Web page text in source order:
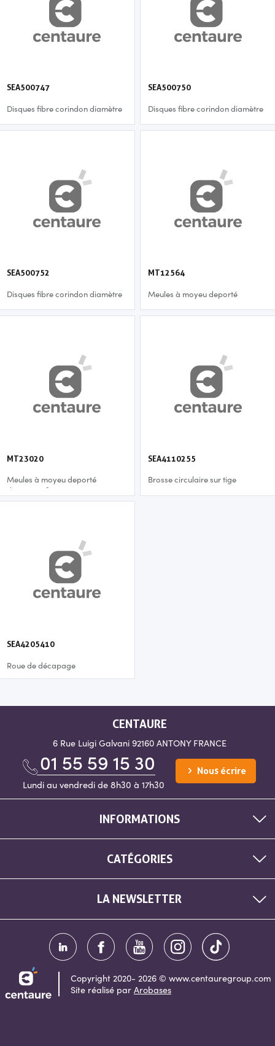
SEA500747
Disques fibre corindon diamètre
SEA500750
Disques fibre corindon diamètre
SEA500752
Disques fibre corindon diamètre
MT12564
Meules à moyeu deporté
MT23020
Meules à moyeu deporté
diamètre 230 mm - 2,0 mm
SEA4110255
Brosse circulaire sur tige
SEA4205410
Roue de décapage
CENTAURE
6 Rue Luigi Galvani 92160 ANTONY FRANCE
01 55 59 15 30
Lundi au vendredi de 8h30 à 17h30
Nous écrire
INFORMATIONS
CATÉGORIES
LA NEWSLETTER
Copyright 2020- 2026 © www.centauregroup.com
Site réalisé par Arobases